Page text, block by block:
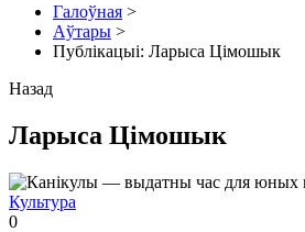
Галоўная >
Аўтары >
Публікацыі: Ларыса Цімошык
Назад
Ларыса Цімошык
Культура
0